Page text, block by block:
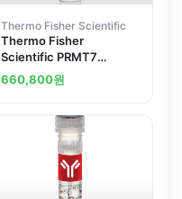
Thermo Fisher Scientific
Thermo Fisher
Scientific PRMT7
Polyclonal Antibody
660,800원